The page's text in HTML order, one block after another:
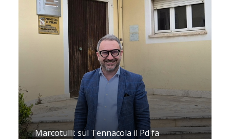
Marcotulli: sul Tennacola il Pd fa